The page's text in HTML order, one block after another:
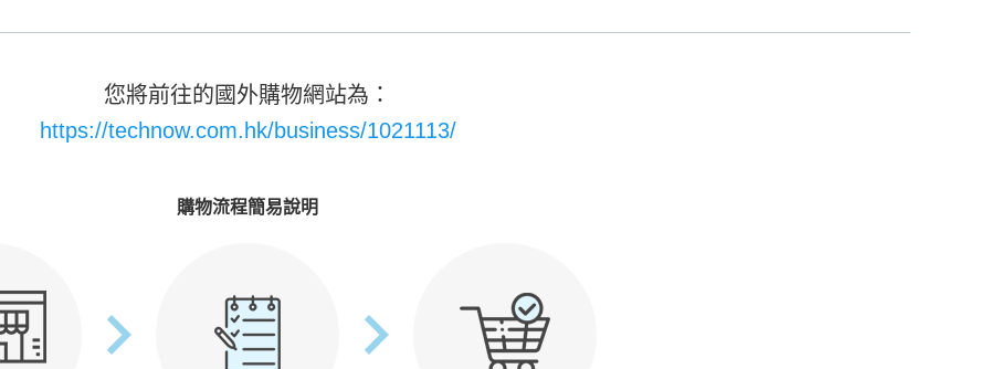
您將前往的國外購物網站為：
https://technow.com.hk/business/1021113/
購物流程簡易說明